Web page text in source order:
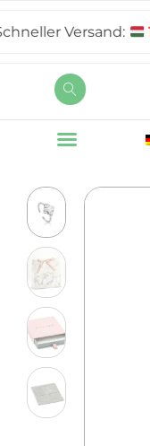
Versand: 1–2